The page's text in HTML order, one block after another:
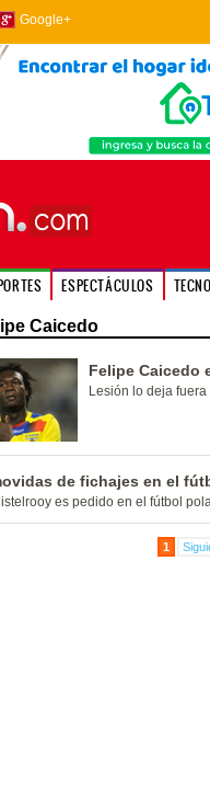
Google+
ESPECTÁCULOS
Caicedo
Felipe Caicedo
Lesión lo deja
de fichajes en el
es pedido en el fútbol
1